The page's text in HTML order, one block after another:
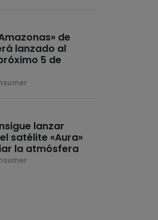
de
lanzado al
5 de
lanzar
satélite «Aura»
la atmósfera